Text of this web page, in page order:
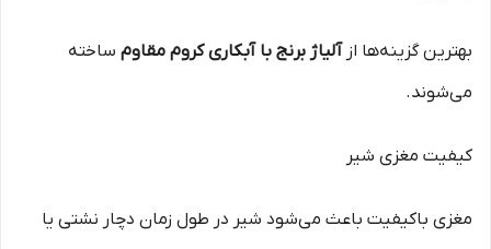
بهترین گزینه‌ها ازآلیاژ برنج با آبکاری کروم مقاوم ساخته
می‌شوند.
کیفیت مغزی شیر
مغزی باکیفیت باعث می‌شود شیر در طول زمان دچار نشتی یا